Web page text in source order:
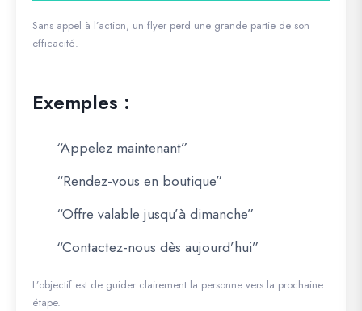
Sans appel à l’action, un flyer perd une grande partie de son
efficacité.
Exemples :
“Appelez maintenant”
“Rendez-vous en boutique”
“Offre valable jusqu’à dimanche”
“Contactez-nous dès aujourd’hui”
L’objectif est de guider clairement la personne vers la prochaine
étape.